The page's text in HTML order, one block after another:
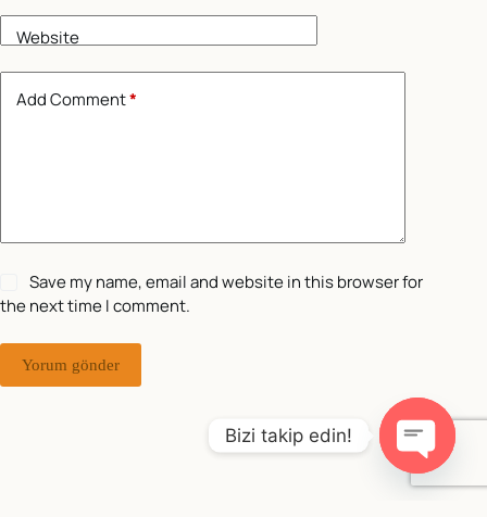
Website
Add Comment*
Save my name, email and website in this browser for
the next time I comment.
Yorum gönder
Bizi takip edin!
O